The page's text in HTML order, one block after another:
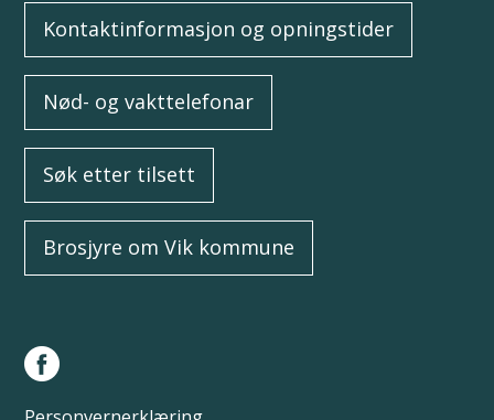
Kontaktinformasjon og opningstider
Nød- og vakttelefonar
Søk etter tilsett
Brosjyre om Vik kommune